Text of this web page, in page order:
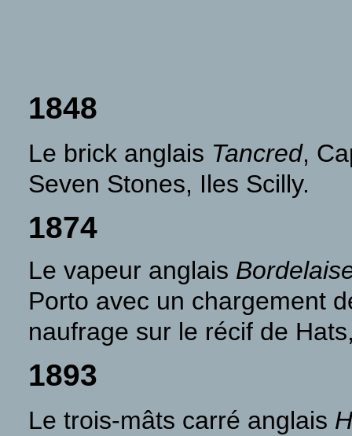
1848
Le brick anglais Tancred,
Seven Stones, Iles Scilly.
1874
Le vapeur anglais
Porto avec un chargement
naufrage sur le récif de
1893
Le trois-mâts carré anglais